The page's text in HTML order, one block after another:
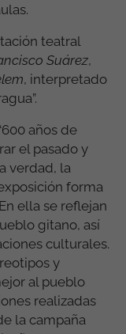
teatral
Suárez,
, interpretado
años de
el pasado y
verdad, la
forma
ella se reflejan
gitano, así
culturales.
y
al pueblo
realizadas
la campaña